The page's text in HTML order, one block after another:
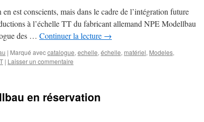
est conscients, mais dans le cadre de l’intégration future
à l’échelle TT du fabricant allemand NPE Modellbau
des … Continuer la lecture →
| Marqué aveccatalogue, echelle, échelle, matériel, Modeles,
| Laisser un commentaire
en réservation